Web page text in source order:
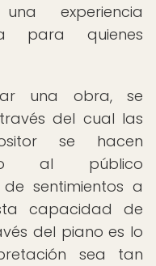
experiencia
para quienes
una obra, se
del cual las
se hacen
al público
sentimientos a
capacidad de
del piano es lo
sea tan